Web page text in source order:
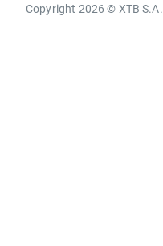
Copyright 2026 © XTB S.A.